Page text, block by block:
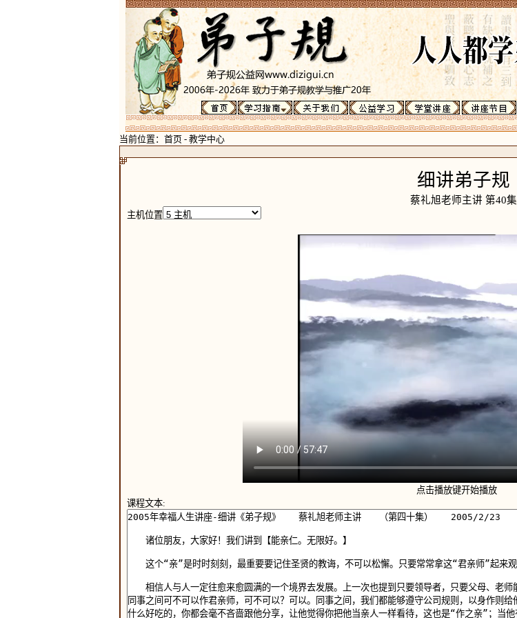
当前位置： 首页- 教学中心
细讲弟子规
蔡礼旭老师主讲 第40集
主机位置
点击播放键开始播放
课程文本: